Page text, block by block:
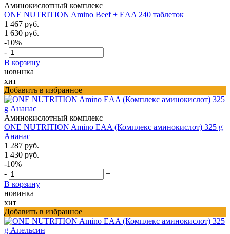
Аминокислотный комплекс
ONE NUTRITION Amino Beef + EAA 240 таблеток
1 467 руб.
1 630 руб.
-10%
-
+
В корзину
новинка
хит
Добавить в избранное
Аминокислотный комплекс
ONE NUTRITION Amino EAA (Комплекс аминокислот) 325 g
Ананас
1 287 руб.
1 430 руб.
-10%
-
+
В корзину
новинка
хит
Добавить в избранное